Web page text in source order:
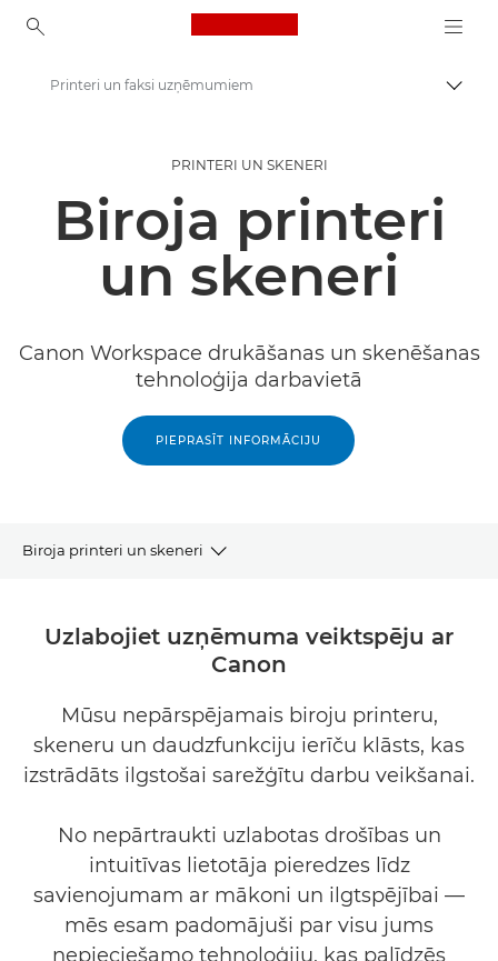
Canon Logo, back to
Risinājumi un pakalpojumi
Produkti uzņēmumiem
Printeri un faksi uzņēmumiem
PRINTERI UN SKENERI
Biroja printeri
un skeneri
Canon Workspace drukāšanas un skenēšanas
tehnoloģija darbavietā
PIEPRASĪT INFORMĀCIJU
Biroja printeri un skeneri
Mūsu produkti
Saistītie risinājumi
Uzlabojiet uzņēmuma veiktspēju ar
Canon
Mūsu nepārspējamais biroju printeru,
skeneru un daudzfunkciju ierīču klāsts, kas
izstrādāts ilgstošai sarežģītu darbu veikšanai.
No nepārtraukti uzlabotas drošības un
intuitīvas lietotāja pieredzes līdz
savienojumam ar mākoni un ilgtspējībai —
mēs esam padomājuši par visu jums
nepieciešamo tehnoloģiju, kas palīdzēs